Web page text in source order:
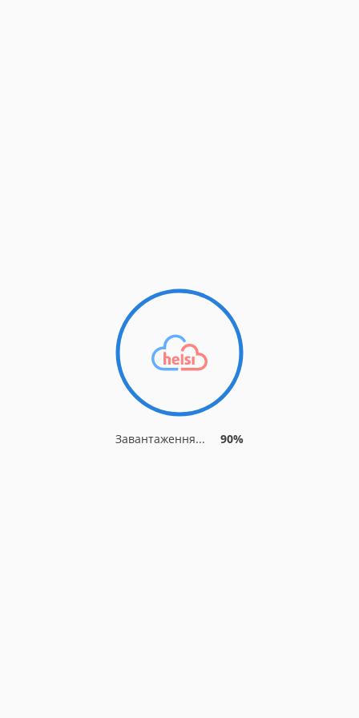
Завантаження... 90%